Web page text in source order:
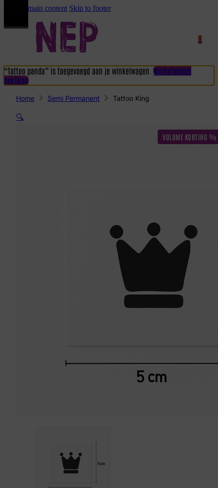
Skip to main content Skip to footer
1
“Tattoo panda” is toegevoegd aan je winkelwagen. Winkelwagen
bekijken
Home Semi Permanent Tattoo King
🔍